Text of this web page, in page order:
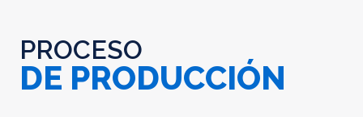
PROCESO
DE PRODUCCIÓN